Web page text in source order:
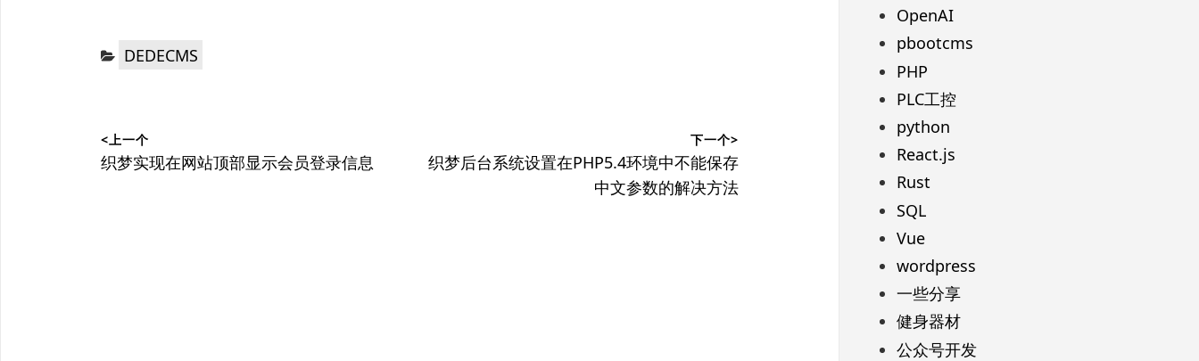
分 DEDECMS
章
<上一个
上
织梦实现在网站顶部显示会员登录信息
下一个>
下
织梦后台系统设置在PHP5.4环境中不能保存
中文参数的解决方法
OpenAI
pbootcms
PHP
PLC工控
python
React.js
Rust
SQL
Vue
wordpress
一些分享
健身器材
公众号开发